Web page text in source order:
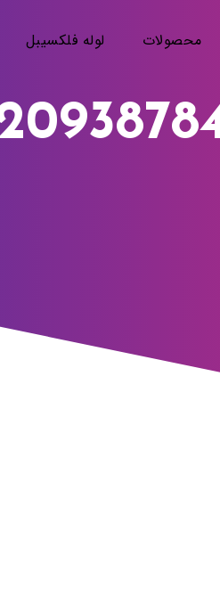
محصولات لوله فلکسیبل